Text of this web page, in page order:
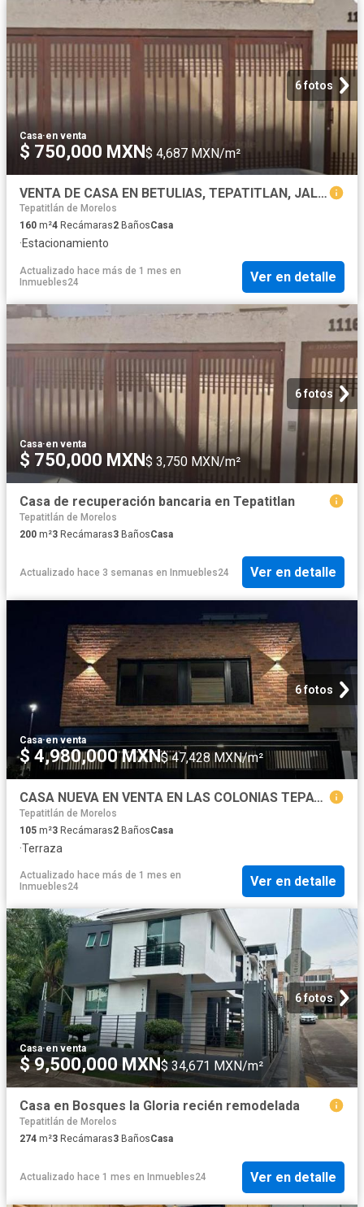
6 fotos
Casa·en venta
$ 750,000 MXN$ 4,687 MXN/m²
VENTA DE CASA EN BETULIAS, TEPATITLAN, JALISCO
Tepatitlán de Morelos
160 m²4 Recámaras2 BañosCasa
·Estacionamiento
Actualizado hace más de 1 mes en
Inmuebles24
Ver en detalle
6 fotos
Casa·en venta
$ 750,000 MXN$ 3,750 MXN/m²
Casa de recuperación bancaria en Tepatitlan
Tepatitlán de Morelos
200 m²3 Recámaras3 BañosCasa
Actualizado hace 3 semanas en Inmuebles24 Ver en detalle
6 fotos
Casa·en venta
$ 4,980,000 MXN$ 47,428 MXN/m²
CASA NUEVA EN VENTA EN LAS COLONIAS TEPATITLAN
Tepatitlán de Morelos
105 m²3 Recámaras2 BañosCasa
·Terraza
Actualizado hace más de 1 mes en
Inmuebles24
Ver en detalle
6 fotos
Casa·en venta
$ 9,500,000 MXN$ 34,671 MXN/m²
Casa en Bosques la Gloria recién remodelada
Tepatitlán de Morelos
274 m²3 Recámaras3 BañosCasa
Actualizado hace 1 mes en Inmuebles24 Ver en detalle